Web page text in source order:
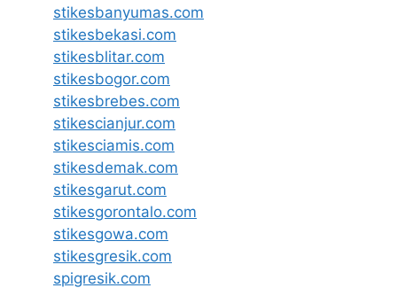
stikesbanyumas.com
stikesbekasi.com
stikesblitar.com
stikesbogor.com
stikesbrebes.com
stikescianjur.com
stikesciamis.com
stikesdemak.com
stikesgarut.com
stikesgorontalo.com
stikesgowa.com
stikesgresik.com
spigresik.com